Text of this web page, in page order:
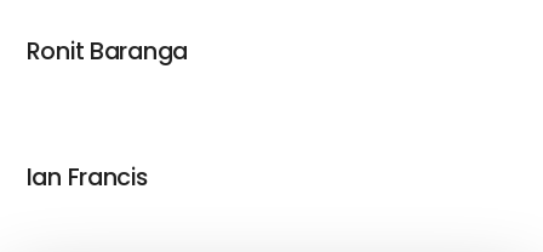
Ronit Baranga
Ian Francis